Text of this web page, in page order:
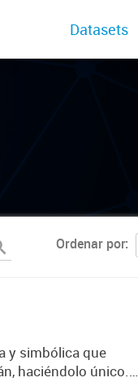
Datasets
Ordenar por
y simbólica que
haciéndolo único.